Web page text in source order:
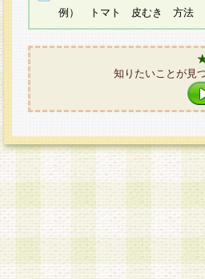
例） トマト 皮むき 方法
★
知りたいことが見